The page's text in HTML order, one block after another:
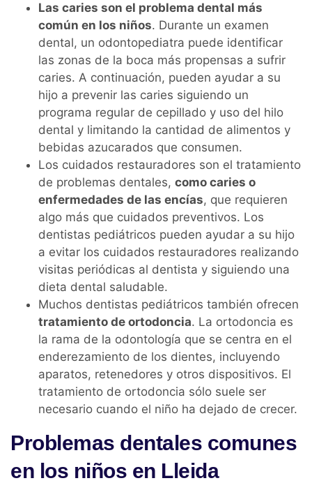
Las caries son el problema dental más
común en los niños. Durante un examen
dental, un odontopediatra puede identificar
las zonas de la boca más propensas a sufrir
caries. A continuación, pueden ayudar a su
hijo a prevenir las caries siguiendo un
programa regular de cepillado y uso del hilo
dental y limitando la cantidad de alimentos y
bebidas azucarados que consumen.
Los cuidados restauradores son el tratamiento
de problemas dentales, como caries o
enfermedades de las encías, que requieren
algo más que cuidados preventivos. Los
dentistas pediátricos pueden ayudar a su hijo
a evitar los cuidados restauradores realizando
visitas periódicas al dentista y siguiendo una
dieta dental saludable.
Muchos dentistas pediátricos también ofrecen
tratamiento de ortodoncia. La ortodoncia es
la rama de la odontología que se centra en el
enderezamiento de los dientes, incluyendo
aparatos, retenedores y otros dispositivos. El
tratamiento de ortodoncia sólo suele ser
necesario cuando el niño ha dejado de crecer.
Problemas dentales comunes
en los niños en Lleida